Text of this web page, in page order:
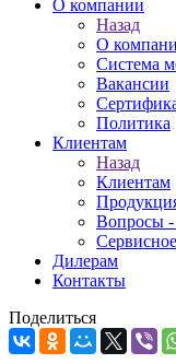
О компании
Назад
О
Система
Вакансии
Политика
Клиентам
Назад
Клиентам
Вопросы -
Дилерам
Контакты
Поделиться